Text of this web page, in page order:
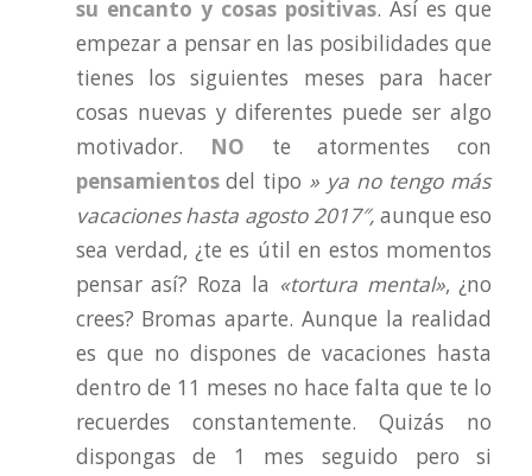
su encanto y cosas positivas. Así es que
empezar a pensar en las posibilidades que
tienes los siguientes meses para hacer
cosas nuevas y diferentes puede ser algo
motivador.
NO te atormentes con
pensamientosdel tipo » ya no tengo más
vacaciones hasta agosto 2017″, aunque eso
sea verdad, ¿te es útil en estos momentos
pensar así? Roza la «tortura mental», ¿no
crees? Bromas aparte. Aunque la realidad
es que no dispones de vacaciones hasta
dentro de 11 meses no hace falta que te lo
recuerdes constantemente. Quizás no
dispongas de 1 mes seguido pero si